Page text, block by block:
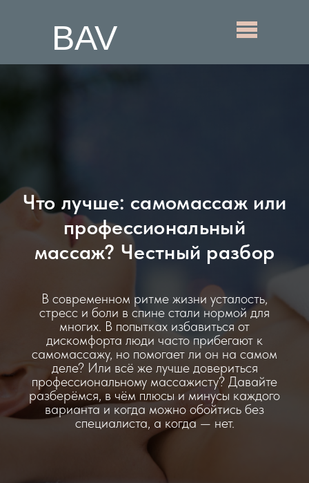
BAV
Что лучше: самомассаж или
профессиональный
массаж? Честный разбор
В современном ритме жизни усталость,
стресс и боли в спине стали нормой для
многих. В попытках избавиться от
дискомфорта люди часто прибегают к
самомассажу, но помогает ли он на самом
деле? Или всё же лучше довериться
профессиональному массажисту? Давайте
разберёмся, в чём плюсы и минусы каждого
варианта и когда можно обойтись без
специалиста, а когда — нет.